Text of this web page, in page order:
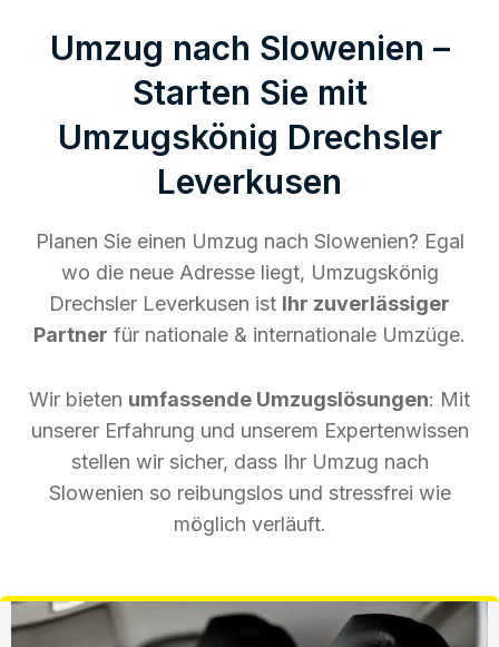
Umzug nach Slowenien –
Starten Sie mit
Umzugskönig Drechsler
Leverkusen
Planen Sie einen Umzug nach Slowenien? Egal
wo die neue Adresse liegt, Umzugskönig
Drechsler Leverkusen ist Ihr zuverlässiger
Partner für nationale & internationale Umzüge.
Wir bieten umfassende Umzugslösungen: Mit
unserer Erfahrung und unserem Expertenwissen
stellen wir sicher, dass Ihr Umzug nach
Slowenien so reibungslos und stressfrei wie
möglich verläuft.